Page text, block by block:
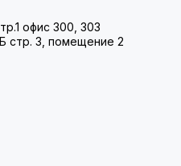
офис 300, 303
стр. 3, помещение 2